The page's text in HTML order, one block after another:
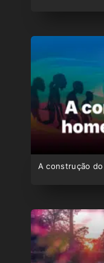
A construção